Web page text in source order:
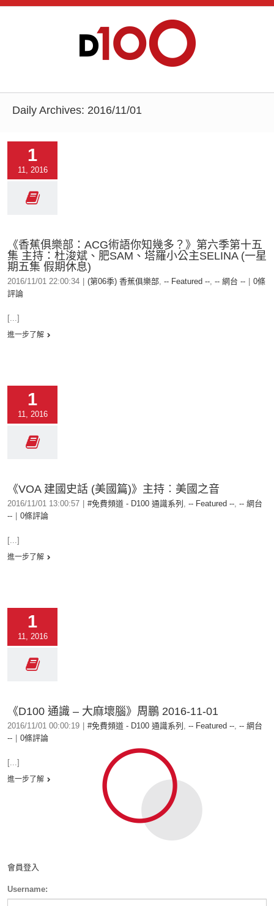
Daily Archives: 2016/11/01
1
11, 2016
《香蕉俱樂部：ACG術語你知幾多？》第六季第十五
集 主持：杜浚斌、肥SAM、塔羅小公主SELINA (一星
期五集 假期休息)
2016/11/01 22:00:34 (第06季) 香蕉俱樂部, -- Featured --, -- 網台 --
0條
評論
[...]
進一步了解
1
11, 2016
《VOA 建國史話 (美國篇)》主持︰美國之音
2016/11/01 13:00:57 #免費頻道 - D100 通識系列 , -- Featured --, -- 網台
--
0條評論
[...]
進一步了解
1
11, 2016
《D100 通識 – 大麻壞腦》周鵬 2016-11-01
2016/11/01 00:00:19 #免費頻道 - D100 通識系列 , -- Featured --, -- 網台
--
0條評論
[...]
進一步了解
會員登入
Username: